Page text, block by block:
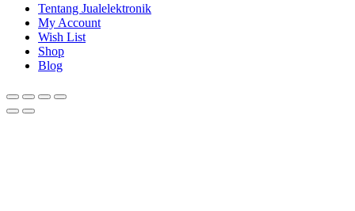
Tentang Jualelektronik
My Account
Wish List
Shop
Blog